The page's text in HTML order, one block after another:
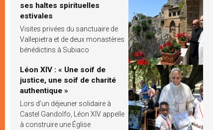
ses haltes spirituelles
estivales
Visites privées du sanctuaire de
Vallepietra et de deux monastères
bénédictins à Subiaco
Léon XIV : « Une soif de
justice, une soif de charité
authentique »
Lors d’un déjeuner solidaire à
Castel Gandolfo, Léon XIV appelle
à construire une Église